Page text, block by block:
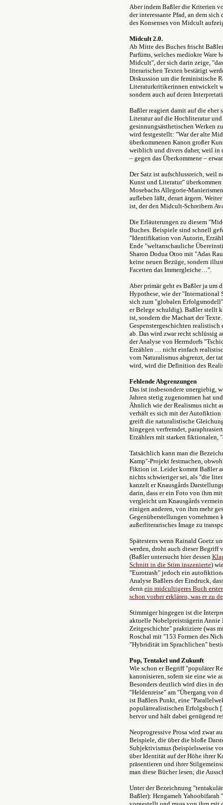
Aber indem Baßler die Kriterien
der interessante Pfad, an dem
des Konsenses von Midcult
Midcult 2.0.
Ab Mitte des Buches frischt
Parfüms, welches mediokre Ware
Midcult", der sich darin zeige,
literarischen Texten bestätigt
Diskussion um die feministische
Literaturkritikerinnen entwickelt
sondern auch auf deren
Baßler reagiert damit auf die eher
Literatur auf die Hochliteratur
gesinnungsästhetischen Werken
wird festgestellt: "War der alte
überkommenen Kanon großer
weiblich und divers daher, weil in
– gegen das Überkommene –
Der Satz ist aufschlussreich, weil
Kunst und Literatur"
Mosebachs Allegorie-
aufleben läßt, derart ärgern.
ist, der den Midcult-Schreibern
Die Erläuterungen zu diesem
Buches. Beispiele sind schnell
"Identifikation von Autorin,
Ende "weltanschauliche
Sharon Dodua Otoo mit "Adas
keine neuen Bezüge, sondern
Facetten das Immergleiche…".
Aber primär geht es Baßler ja um
Hypothese, wie der "International
sich zum "globalen
er Belege schuldig). Baßler stellt
ist, sondern die Machart der
Gespenstergeschichten
ab. Das wird zwar recht schlüssig
der Analyse von Herrndorfs
Erzählen … nicht einfach
vom Naturalismus abgrenzt, der
wird, wird die Definition des
Fehlende Abgrenzungen
Das ist insbesondere unergiebig,
Jahren stetig zugenommen hat
Ähnlich wie der Realismus nicht
verhält es sich mit der
greift die naturalistische
hingegen verfremdet,
Erzählers mit starken fiktionalen,
Tatsächlich kann man die
Kamp"-Projekt festmachen,
Fiktion ist. Leider kommt Baßler
nichts schwieriger sei, als "die
kanzelt er Knausgårds
darin, dass er ein Foto von ihm
vergleicht um Knausgårds
einigen anderen, von ihm mehr
Gegenüberstellungen vornehmen
außerliterarisches Image zu
Spätestens wenn Rainald Goetz
werden, droht auch dieser Begriff
(Baßler untersucht hier dessen
Schnitt in die Stirn inszenierte)
"Eurotrash" jedoch ein
Analyse Baßlers der Eindruck,
denn ein midcultigeres Buch
schon vorher erklären, was er zu
Stimmiger hingegen ist die
aktuelle Nobelpreisträgerin Annie
Zeitgeschichte" praktiziere (was
Roschal mit "153 Formen des
"Hybridität im Sprachlichen"
Pop, Tentakel und Zukunft
Wie schon er Begriff "populärer
kanonisieren, sofern sie eine wie
Besonders deutlich wird dies in
"Heldenreise" am "Übergang von
ist Baßlers Punkt, eine
populärrealistischen
hervor und hält dabei genügend
Neoprogressive Prosa wird zwar
Beispiele, die über die bloße
Subjektivismus (beispielsweise
über Identität auf der Höhe ihrer
präsentieren und ihrer
man diese Bücher lesen; die
Unter der Bezeichnung
Baßler): Hengameh